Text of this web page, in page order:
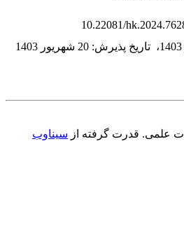
10.22081/
، تاریخ پذیرش: 20 شهریور 1403
علمی. قدرت گرفته از سیناوب